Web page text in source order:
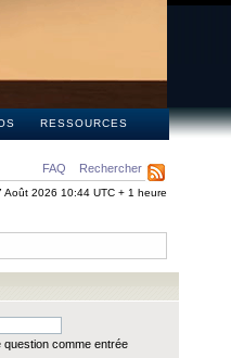
RESSOURCES
FAQ Rechercher
Août 2026 10:44 UTC + 1 heure
comme entrée